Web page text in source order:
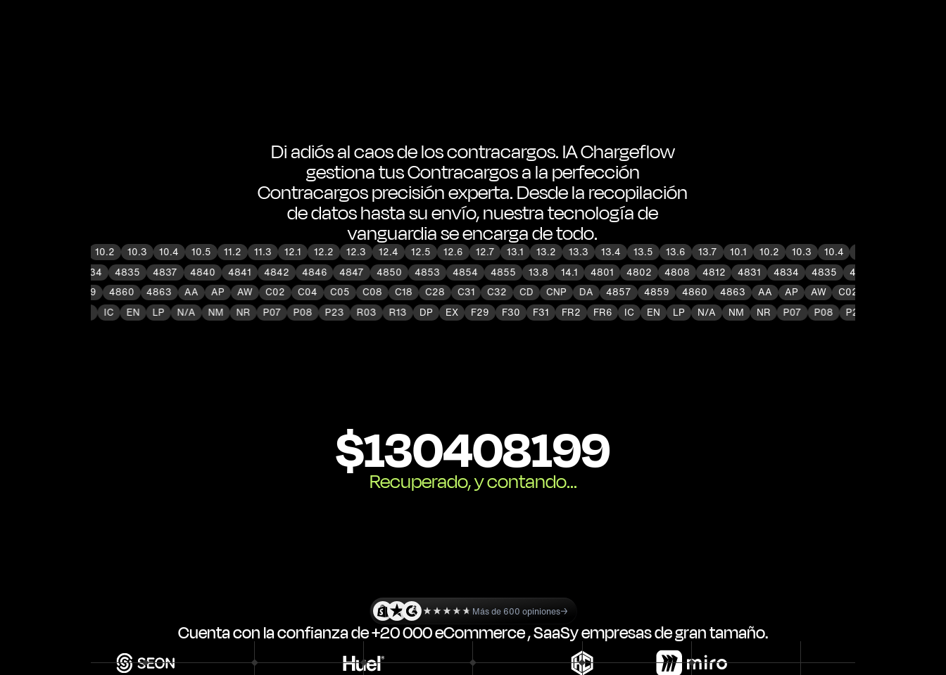
Di adiós al caos de los contracargos. IA Chargeflow
gestiona tus Contracargos a la perfección
Contracargos precisión experta. Desde la recopilación
de datos hasta su envío, nuestra tecnología de
vanguardia se encarga de todo.
10.2 10.3 10.4 10.5 11.2 11.3 12.1 12.2 12.3 12.4 12.5 12.6 12.7 13.1 13.2 13.3 13.4 13.5 13.6 13.7 10.1 10.2 10.3 10.4 10.5
4834 4835 4837 4840 4841 4842 4846 4847 4850 4853 4854 4855 13.8 14.1 4801 4802 4808 4812 4831 4834 4835
4860 4863 AA AP AW C02 C04 C05 C08 C18 C28 C31 C32 CD CNP DA 4857 4859 4860 4863 AA AP AW C02
FR6 IC EN LP N/A NM NR P07 P08 P23 R03 R13 DP EX F29 F30 F31 FR2 FR6 IC EN LP N/A NM NR P07 P08 P23
$130408199
Recuperado, y contando...
Más de 600 opiniones
Cuenta con la confianza de +20 000 eCommerce , SaaSy empresas de gran tamaño.